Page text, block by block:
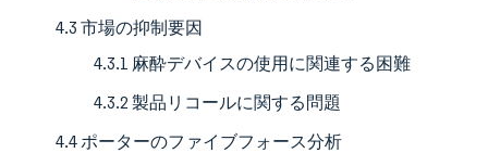
4.3 市場の抑制要因
4.3.1 麻酔デバイスの使用に関連する困難
4.3.2 製品リコールに関する問題
4.4 ポーターのファイブフォース分析